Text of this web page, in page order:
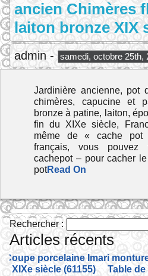
ancien Chimères
laiton bronze XIX
admin - samedi, octobre 25th,
Jardinière ancienne, pot
chimères, capucine et
bronze à patine, laiton,
fin du XIXe siècle,
même de « cache
français, vous
cachepot – pour cacher le
potRead On
Rechercher :
Articles récents
Coupe porcelaine Imari
XIXe siècle (61155)
Table